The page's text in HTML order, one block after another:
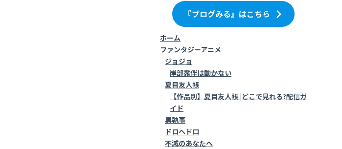
『ブログみる』はこちら
ホーム
ファンタジーアニメ
ジョジョ
岸部露伴は動かない
夏目友人帳
【作品別】夏目友人帳 |どこで見れる?配信ガ
イド
黒執事
ドロヘドロ
不滅のあなたへ